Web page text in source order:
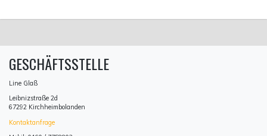
GESCHÄFTSSTELLE
Line Glaß
Leibnizstraße 2d
67292 Kirchheimbolanden
Kontaktanfrage